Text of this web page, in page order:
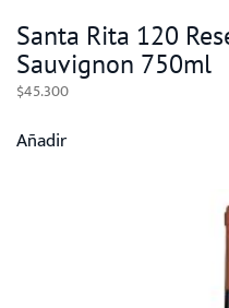
Santa Rita 120
Sauvignon 750ml
$45.300
Añadir